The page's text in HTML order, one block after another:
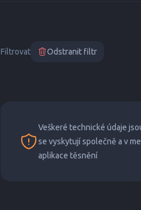
Filtrovat Odstranit filtr
Veškeré technické údaje
se vyskytují společně a v
aplikace těsnění